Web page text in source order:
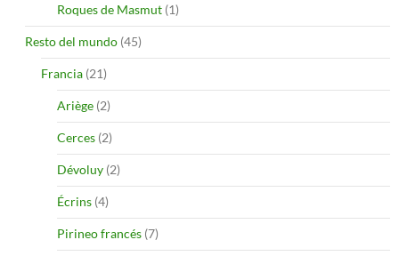
Roques de Masmut (1)
Resto del mundo (45)
Francia (21)
Ariège (2)
Cerces (2)
Dévoluy (2)
Écrins (4)
Pirineo francés (7)